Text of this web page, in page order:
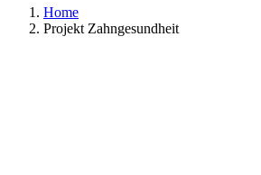
Home
Projekt Zahngesundheit